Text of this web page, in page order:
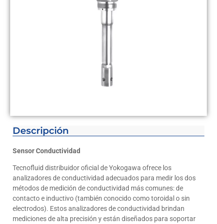
Descripción
Sensor Conductividad
Tecnofluid distribuidor oficial de Yokogawa ofrece los
analizadores de conductividad adecuados para medir los dos
métodos de medición de conductividad más comunes: de
contacto e inductivo (también conocido como toroidal o sin
electrodos). Estos analizadores de conductividad brindan
mediciones de alta precisión y están diseñados para soportar